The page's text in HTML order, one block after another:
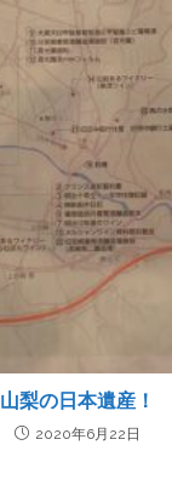
山梨の日本遺産！
2020年6月22日